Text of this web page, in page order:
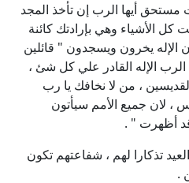
مستحق أيها الرب إن تأخذ المجد
كل الأشياء وهي بإرادتك كائنة
يخرون ويسجدون " قائلين
الإله القادر علي كل شئ ،
، من لا نخافك يا رب
لان جميع الأمم سيأتون
أظهرت " .
تذكارا لهم ، شفاعتهم تكون
.